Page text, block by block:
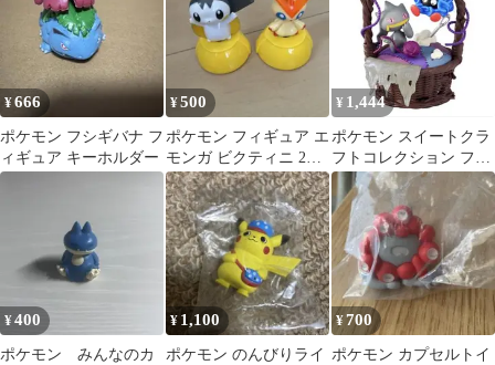
¥666
ポケモン フシギバナ フ
ィギュア キーホルダー
¥500
ポケモン フィギュア エ
モンガ ビクティニ 2体
セット
¥ 1,444
ポケモン スイートクラ
フトコレクション フィ
ギュア
¥400
ポケモン みんなのカ
¥ 1,100
ポケモン のんびりライ
¥700
ポケモン カプセルトイ